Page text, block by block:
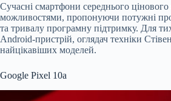
Сучасні смартфони середнього
можливостями, пропонуючи потужні
та тривалу програмну підтримку. Для
Android-пристрій, оглядач техніки
найцікавіших моделей.
Google Pixel 10a